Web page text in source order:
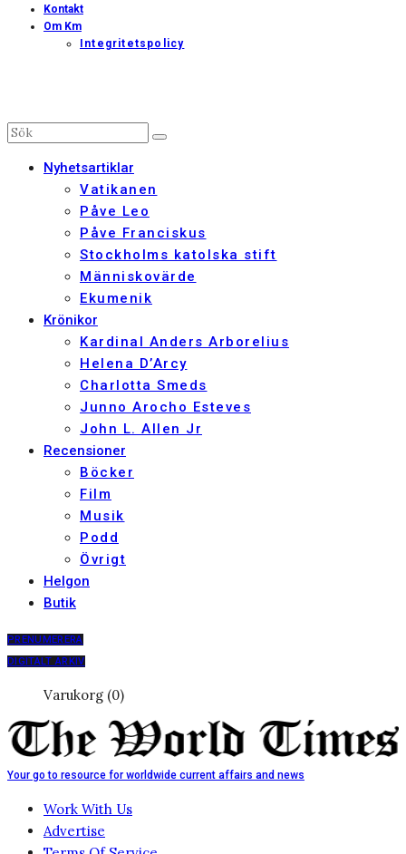
Kontakt
Om Km
Integritetspolicy
Nyhetsartiklar
Vatikanen
Påve Leo
Påve Franciskus
Stockholms katolska stift
Människovärde
Ekumenik
Krönikor
Kardinal Anders Arborelius
Helena D’Arcy
Charlotta Smeds
Junno Arocho Esteves
John L. Allen Jr
Recensioner
Böcker
Film
Musik
Podd
Övrigt
Helgon
Butik
PRENUMERERA
DIGITALT ARKIV
Varukorg (0)
Your go to resource for worldwide current affairs and news
Work With Us
Advertise